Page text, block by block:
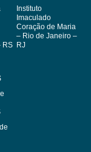
RS
Instituto
Imaculado
Coração de Maria
– Rio de Janeiro –
RJ